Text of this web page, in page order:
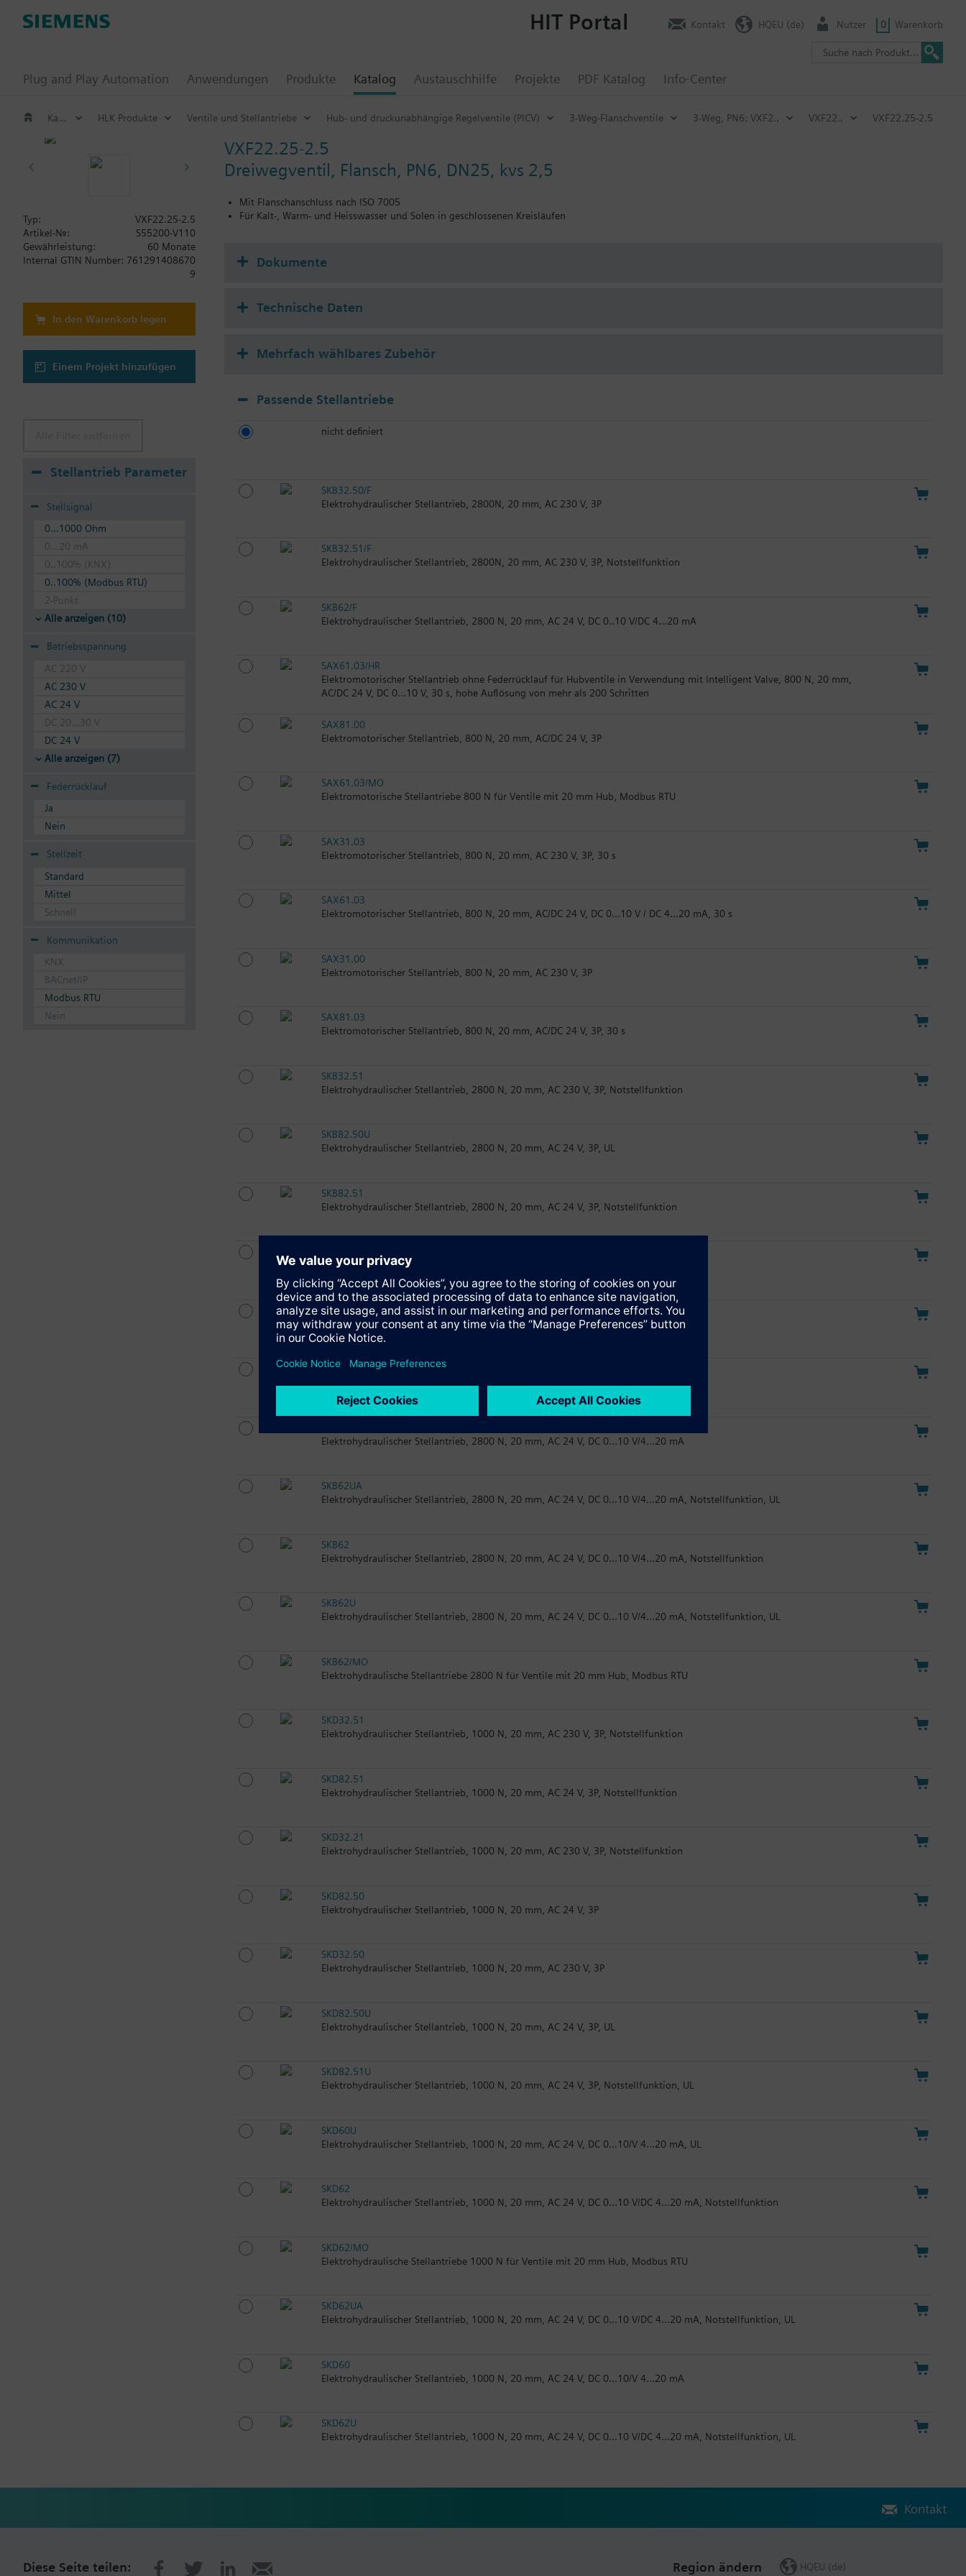
Plug and Play Automation Anwendungen Produkte Katalog Austauschhilfe Projekte PDF Katalog Info-Center
HIT Portal Kontakt HQEU (de) Nutzer 0 Warenkorb
Katalog HLK Produkte Ventile und Stellantriebe Hub- und druckunabhängige Regelventile (PICV) 3-Weg-Flanschventile 3-Weg, PN6: VXF2.. VXF22.. VXF22.25-2.5
VXF22.25-2.5
Dreiwegventil, Flansch, PN6, DN25, kvs 2,5
Mit Flanschanschluss nach ISO 7005
Für Kalt-, Warm- und Heisswasser und Solen in geschlossenen Kreisläufen
Typ:
VXF22.25-2.5
Artikel-Nr.:
S55200-V110
Gewährleistung:
60 Monate
Internal GTIN Number: 761291408670
9
In den Warenkorb legen
Einem Projekt hinzufügen
Stellantrieb Parameter
Stellsignal
0...1000 Ohm
0...20 mA
0..100% (KNX)
0..100% (Modbus RTU)
2-Punkt
Alle anzeigen (10)
Betriebsspannung
AC 220 V
AC 230 V
AC 24 V
DC 20...30 V
DC 24 V
Alle anzeigen (7)
Federrücklauf
Ja
Nein
Stellzeit
Standard
Mittel
Schnell
Kommunikation
KNX
BACnet/IP
Modbus RTU
Nein
Dokumente
Technische Daten
Mehrfach wählbares Zubehör
Passende Stellantriebe
nicht definiert
SKB32.50/F
Elektrohydraulischer Stellantrieb, 2800N, 20 mm, AC 230 V, 3P
SKB32.51/F
Elektrohydraulischer Stellantrieb, 2800N, 20 mm, AC 230 V, 3P, Notstellfunktion
SKB62/F
Elektrohydraulischer Stellantrieb, 2800 N, 20 mm, AC 24 V, DC 0..10 V/DC 4…20 mA
SAX61.03/HR
Elektromotorischer Stellantrieb ohne Federrücklauf für Hubventile in Verwendung mit Intelligent Valve, 800 N, 20 mm,
AC/DC 24 V, DC 0…10 V, 30 s, hohe Auflösung von mehr als 200 Schritten
SAX81.00
Elektromotorischer Stellantrieb, 800 N, 20 mm, AC/DC 24 V, 3P
SAX61.03/MO
Elektromotorische Stellantriebe 800 N für Ventile mit 20 mm Hub, Modbus RTU
SAX31.03
Elektromotorischer Stellantrieb, 800 N, 20 mm, AC 230 V, 3P, 30 s
SAX61.03
Elektromotorischer Stellantrieb, 800 N, 20 mm, AC/DC 24 V, DC 0…10 V / DC 4…20 mA, 30 s
SAX31.00
Elektromotorischer Stellantrieb, 800 N, 20 mm, AC 230 V, 3P
SAX81.03
Elektromotorischer Stellantrieb, 800 N, 20 mm, AC/DC 24 V, 3P, 30 s
SKB32.51
Elektrohydraulischer Stellantrieb, 2800 N, 20 mm, AC 230 V, 3P, Notstellfunktion
SKB82.50U
Elektrohydraulischer Stellantrieb, 2800 N, 20 mm, AC 24 V, 3P, UL
SKB82.51
Elektrohydraulischer Stellantrieb, 2800 N, 20 mm, AC 24 V, 3P, Notstellfunktion
Elektrohydraulischer Stellantrieb, 2800 N, 20 mm, AC 24 V, 3P
SKB82.51U
Elektrohydraulischer Stellantrieb, 2800 N, 20 mm, AC 24 V, 3P, Notstellfunktion, UL
SKB32.50
Elektrohydraulischer Stellantrieb, 2800 N, 20 mm, AC 24 V, DC 0...10 V/4...20 mA
SKB62UA
Elektrohydraulischer Stellantrieb, 2800 N, 20 mm, AC 24 V, DC 0...10 V/4...20 mA, Notstellfunktion, UL
SKB62
Elektrohydraulischer Stellantrieb, 2800 N, 20 mm, AC 24 V, DC 0...10 V/4...20 mA, Notstellfunktion
SKB62U
Elektrohydraulischer Stellantrieb, 2800 N, 20 mm, AC 24 V, DC 0...10 V/4...20 mA, Notstellfunktion, UL
SKB62/MO
Elektrohydraulische Stellantriebe 2800 N für Ventile mit 20 mm Hub, Modbus RTU
SKD32.51
Elektrohydraulischer Stellantrieb, 1000 N, 20 mm, AC 230 V, 3P, Notstellfunktion
SKD82.51
Elektrohydraulischer Stellantrieb, 1000 N, 20 mm, AC 24 V, 3P, Notstellfunktion
SKD32.21
Elektrohydraulischer Stellantrieb, 1000 N, 20 mm, AC 230 V, 3P, Notstellfunktion
SKD82.50
Elektrohydraulischer Stellantrieb, 1000 N, 20 mm, AC 24 V, 3P
SKD32.50
Elektrohydraulischer Stellantrieb, 1000 N, 20 mm, AC 230 V, 3P
SKD82.50U
Elektrohydraulischer Stellantrieb, 1000 N, 20 mm, AC 24 V, 3P, UL
SKD82.51U
Elektrohydraulischer Stellantrieb, 1000 N, 20 mm, AC 24 V, 3P, Notstellfunktion, UL
SKD60U
Elektrohydraulischer Stellantrieb, 1000 N, 20 mm, AC 24 V, DC 0...10/V 4...20 mA, UL
SKD62
Elektrohydraulischer Stellantrieb, 1000 N, 20 mm, AC 24 V, DC 0...10 V/DC 4...20 mA, Notstellfunktion
SKD62/MO
Elektrohydraulische Stellantriebe 1000 N für Ventile mit 20 mm Hub, Modbus RTU
SKD62UA
Elektrohydraulischer Stellantrieb, 1000 N, 20 mm, AC 24 V, DC 0...10 V/DC 4...20 mA, Notstellfunktion, UL
SKD60
Elektrohydraulischer Stellantrieb, 1000 N, 20 mm, AC 24 V, DC 0...10/V 4...20 mA
SKD62U
Elektrohydraulischer Stellantrieb, 1000 N, 20 mm, AC 24 V, DC 0...10 V/DC 4...20 mA, Notstellfunktion, UL
Kontakt
Diese Seite teilen: Region ändern HQEU (de)